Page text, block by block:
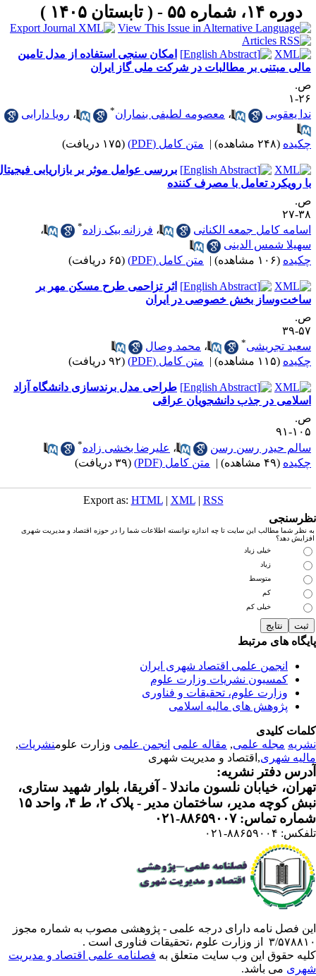
دوره ۱۴، شماره ۵۵ - ( تابستان ۱۴۰۵ )
امکان ‌سنجی استفاده از مدل تامین
مبتنی بر مطالبات در شرکت ملی گاز ایران
۱
یعقوبی
،معصومه لطیفی بنماران * ،رویا دارابی
(۲۴۸ مشاهده) | متن کامل (PDF) (۱۷۵ دریافت)
بررسی عوامل موثر بر بازاریابی فیجیتال
رویکرد تعامل با مصرف کننده
۲۷
کامل جمعه الکنانی
،فرزانه بیک زاده
،
شمس الدینی
(۱۰۶ مشاهده) | متن کامل (PDF) (۶۵ دریافت)
اثر تزاحمی طرح مسکن مهر بر
بخش خصوصی در ایران
۳۹
تجریشی
،محمد وصال
(۱۱۵ مشاهده) | متن کامل (PDF) (۹۲ دریافت)
طراحی مدل برندسازی دانشگاه آزاد
در جذب دانشجویان عراقی
۹۱
حیدر رسن رسن
،علیرضا بخشی زاده
(۴۹ مشاهده) | متن کامل (PDF) (۳۹ دریافت)
Export as:HTML |XML|RSS
نظر شما مطالب این سایت تا چه اندازه توانسته اطلاعات شما را در حوزه اقتصاد و مدیریت شهری
دهد؟
خیلی زیاد
زیاد
متوسط
خیلی کم
های مرتبط
انجمن علمی اقتصاد شهری ایران
کمسیون نشریات وزارت علوم
وزارت علوم، تحقیقات و فناوری
پژوهش های مالیه اسلامی
کلیدی
مجله علمی, مقاله علمی انجمن علمیوزارت علومنشریات,
شهری ,اقتصاد و مدیریت شهری
دفتر نشریه:
خیابان نلسون ماندلا - آفریقا، بلوار شهید ستاری،
کوچه مدیر، ساختمان مدیر - پلاک ۲، ط ۴، واحد ۱۵
تماس: ۸۸۶۵۹۰۰۷-۰۲۱
۸۸۶۵۹۰۰۴-۰۲۱
فصل نامه دارای درجه علمی - پژوهشی مصوب به شماره مجوز
وزارت علوم ،تحقیقات فناوری است .
حقوق این وب سایت متعلق بهفصلنامه علمی اقتصاد و مدیریت
می باشد.